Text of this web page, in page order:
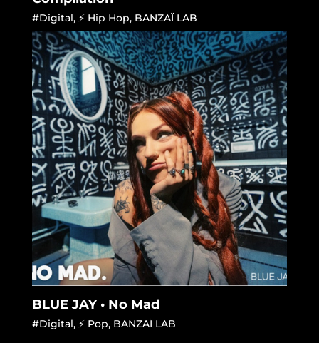
#Digital, ⚡ Hip Hop, BANZAÏ LAB
BLUE JAY • No Mad
#Digital, ⚡ Pop, BANZAÏ LAB